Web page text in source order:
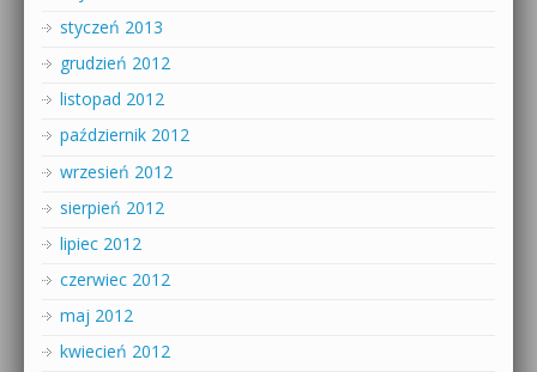
styczeń 2013
grudzień 2012
listopad 2012
październik 2012
wrzesień 2012
sierpień 2012
lipiec 2012
czerwiec 2012
maj 2012
kwiecień 2012